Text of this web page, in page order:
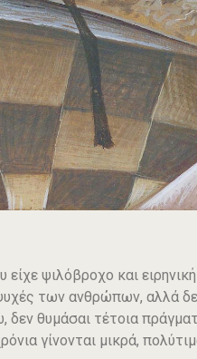
είχε ψιλόβροχο και
των ανθρώπων, αλλά
δεν θυμάσαι τέτοια
γίνονται μικρά,